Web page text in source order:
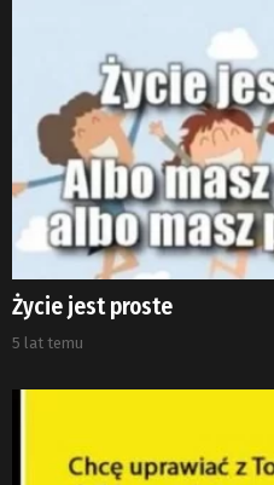
Życie jest proste
5 lat temu